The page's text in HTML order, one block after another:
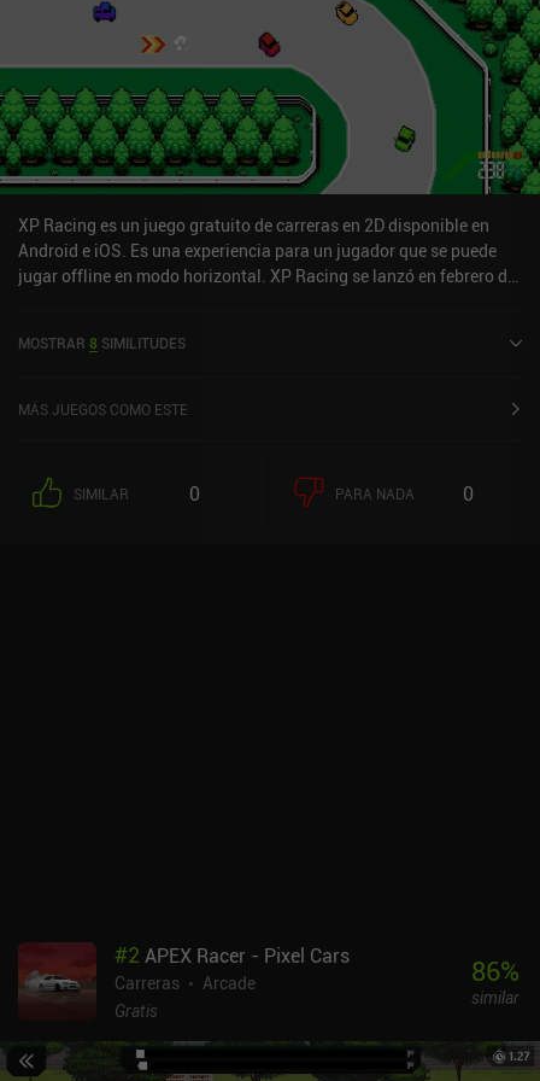
XP Racing es un juego gratuito de carreras en 2D disponible en
Android e iOS. Es una experiencia para un jugador que se puede
jugar offline en modo horizontal. XP Racing se lanzó en febrero de
MOSTRAR 8 SIMILITUDES
MÁS JUEGOS COMO ESTE
SIMILAR 0 PARA NADA 0
#2 APEX Racer - Pixel Cars
Carreras
Arcade
Gratis
86%
similar